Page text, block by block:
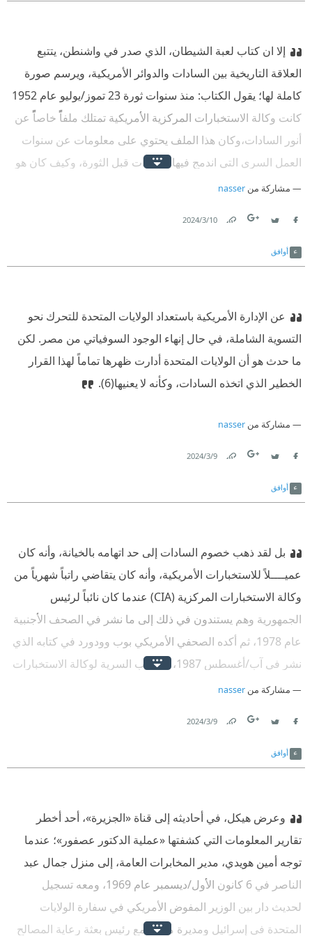
إلا ان كتاب لعبة الشيطان، الذي صدر في واشنطن، يتتبع
العلاقة التاريخية بين السادات والدوائر الأمريكية، ويرسم صورة
كاملة لها؛ يقول الكتاب: منذ سنوات ثورة 23 تموز/يوليو عام 1952
كانت وكالة الاستخبارات المركزية الأمريكية تمتلك ملفاً خاصاً عن
أنور السادات،وكان هذا الملف يحتوي على معلومات عن سنوات
العمل السري التي اندمج فيها السادات قبل الثورة، وكيف كان هو
مشاركة من nasser
10‏/3‏/2024
أوافق
عن الإدارة الأمريكية باستعداد الولايات المتحدة للتحرك نحو
التسوية الشاملة، في حال إنهاء الوجود السوفياتي من مصر. لكن
ما حدث هو أن الولايات المتحدة أدارت ظهرها تماماً لهذا القرار
الخطير الذي اتخذه السادات، وكأنه لا يعنيها‏(6).
مشاركة من nasser
9‏/3‏/2024
أوافق
بل لقد ذهب خصوم السادات إلى حد اتهامه بالخيانة، وأنه كان
عميــــلاً للاستخبارات الأمريكية، وأنه كان يتقاضي راتباً شهرياً من
وكالة الاستخبارات المركزية (CIA) عندما كان نائباً لرئيس
الجمهورية وهم يستندون في ذلك إلى ما نشر في الصحف الأجنبية
عام 1978، ثم أكده الصحفي الأمريكي بوب وودورد في كتابه الذي
نشر في آب/أغسطس 1987، الحروب السرية لوكالة الاستخبارات
المركزية‏(2). والذي يعطي لهذا الكتاب أهمية خاصة أنه صدر بناء
تعقيب.
مشاركة من nasser
9‏/3‏/2024
أوافق
وعرض هيكل، في أحاديثه إلى قناة «الجزيرة»، أحد أخطر
تقارير المعلومات التي كشفتها «عملية الدكتور عصفور»؛ عندما
توجه أمين هويدي، مدير المخابرات العامة، إلى منزل جمال عبد
الناصر في 6 كانون الأول/ديسمبر عام 1969، ومعه تسجيل
لحديث دار بين الوزير المفوض الأمريكي في سفارة الولايات
المتحدة في إسرائيل ومديرة مكتبه مع رئيس بعثة رعاية المصالح